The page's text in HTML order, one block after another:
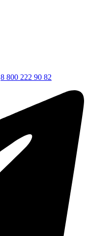
8 800 222 90 82